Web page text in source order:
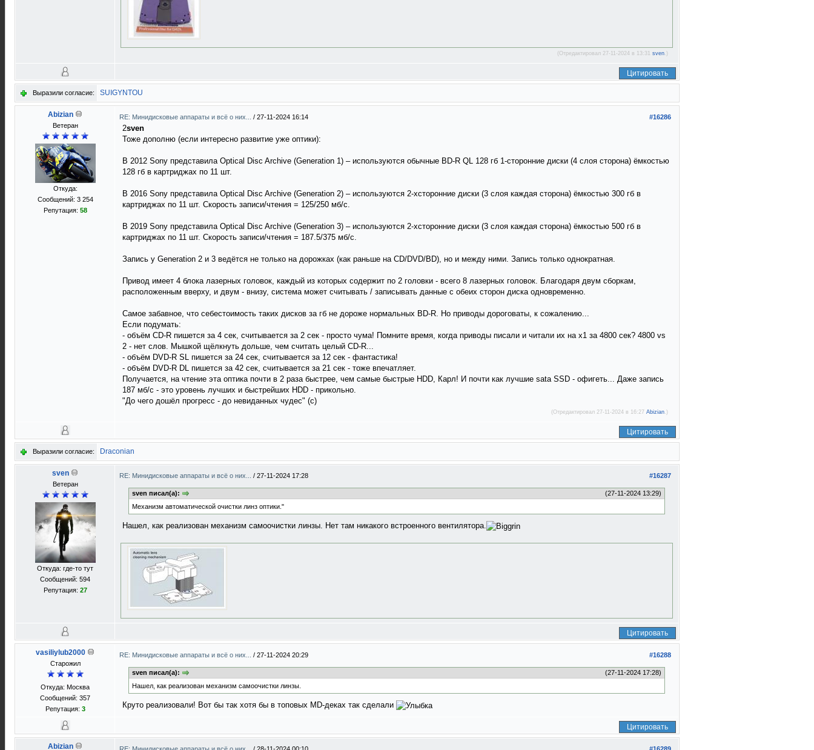
(Отредактировал 27-11-2024 в 13:31 sven .)
Цитировать
Выразили согласие: SUIGYNTOU
Abizian
Ветеран
Откуда:
Сообщений: 3 254
Репутация: 58
#16286
RE: Минидисковые аппараты и всё о них... / 27-11-2024 16:14
2sven
Тоже дополню (если интересно развитие уже оптики):
В 2012 Sony представила Optical Disc Archive (Generation 1) – используются обычные BD-R QL 128 гб 1-сторонние диски (4 слоя сторона) ёмкостью
128 гб в картриджах по 11 шт.
В 2016 Sony представила Optical Disc Archive (Generation 2) – используются 2-хсторонние диски (3 слоя каждая сторона) ёмкостью 300 гб в
картриджах по 11 шт. Скорость записи/чтения = 125/250 мб/с.
В 2019 Sony представила Optical Disc Archive (Generation 3) – используются 2-хсторонние диски (3 слоя каждая сторона) ёмкостью 500 гб в
картриджах по 11 шт. Скорость записи/чтения = 187.5/375 мб/с.
Запись у Generation 2 и 3 ведётся не только на дорожках (как раньше на CD/DVD/BD), но и между ними. Запись только однократная.
Привод имеет 4 блока лазерных головок, каждый из которых содержит по 2 головки - всего 8 лазерных головок. Благодаря двум сборкам,
расположенным вверху, и двум - внизу, система может считывать / записывать данные с обеих сторон диска одновременно.
Самое забавное, что себестоимость таких дисков за гб не дороже нормальных BD-R. Но приводы дороговаты, к сожалению...
Если подумать:
- объём CD-R пишется за 4 сек, считывается за 2 сек - просто чума! Помните время, когда приводы писали и читали их на х1 за 4800 сек? 4800 vs
2 - нет слов. Мышкой щёлкнуть дольше, чем считать целый CD-R...
- объём DVD-R SL пишется за 24 сек, считывается за 12 сек - фантастика!
- объём DVD-R DL пишется за 42 сек, считывается за 21 сек - тоже впечатляет.
Получается, на чтение эта оптика почти в 2 раза быстрее, чем самые быстрые HDD, Карл! И почти как лучшие sata SSD - офигеть... Даже запись
187 мб/с - это уровень лучших и быстрейших HDD - прикольно.
"До чего дошёл прогресс - до невиданных чудес" (с)
(Отредактировал 27-11-2024 в 16:27 Abizian.)
Цитировать
Выразили согласие: Draconian
sven
Ветеран
Откуда: где-то тут
Сообщений: 594
Репутация: 27
#16287
RE: Минидисковые аппараты и всё о них... / 27-11-2024 17:28
(27-11-2024 13:29)
sven писал(а):
Механизм автоматической очистки линз оптики."
Нашел, как реализован механизм самоочистки линзы. Нет там никакого встроенного вентилятора.
Цитировать
vasiliylub2000
Старожил
Откуда: Москва
Сообщений: 357
Репутация: 3
#16288
RE: Минидисковые аппараты и всё о них... / 27-11-2024 20:29
(27-11-2024 17:28)
sven писал(а):
Нашел, как реализован механизм самоочистки линзы.
Круто реализовали! Вот бы так хотя бы в топовых MD-деках так сделали
Цитировать
Abizian